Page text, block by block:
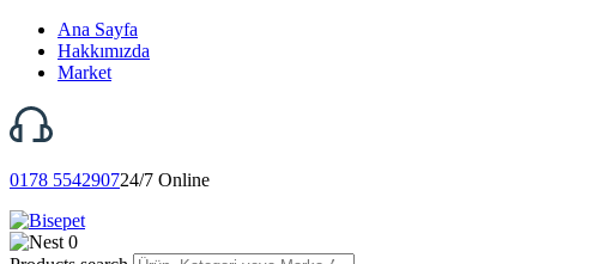
Ana Sayfa
Hakkımızda
Market
0178 554290724/7 Online
0